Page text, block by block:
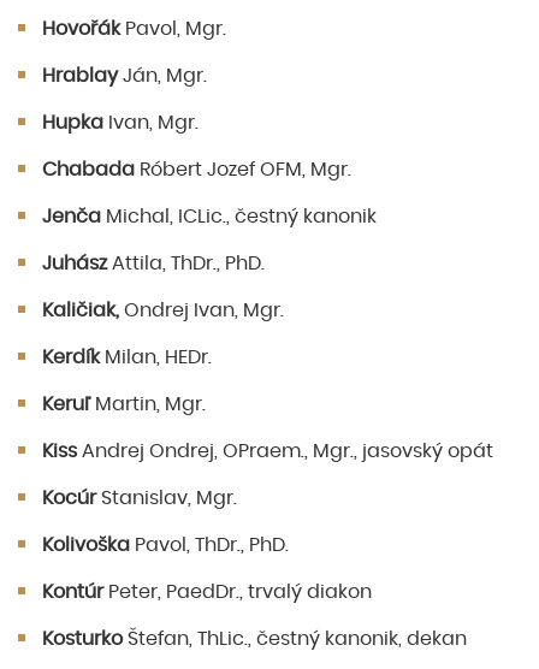
HovořákPavol, Mgr.
HrablayJán, Mgr.
Hupka Ivan, Mgr.
Chabada Róbert Jozef OFM, Mgr.
Jenča Michal, ICLic., čestný kanonik
JuhászAttila, ThDr., PhD.
Kaličiak, Ondrej Ivan, Mgr.
KerdíkMilan, HEDr.
KeruľMartin, Mgr.
Kiss Andrej Ondrej, OPraem., Mgr., jasovský opát
KocúrStanislav, Mgr.
Kolivoška Pavol, ThDr., PhD.
KontúrPeter, PaedDr., trvalý diakon
KosturkoŠtefan, ThLic., čestný kanonik, dekan